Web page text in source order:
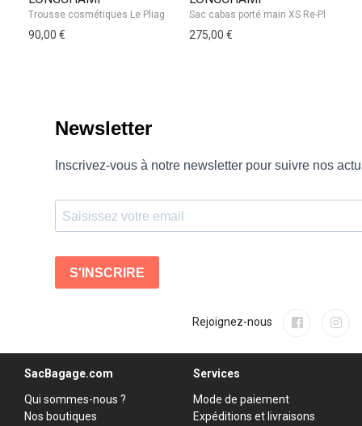
90,00 € 275,00 €
Rejoignez-nous
SacBagage.com
Qui sommes-nous ?
Nos boutiques
Services
Mode de paiement
Expéditions et livraisons